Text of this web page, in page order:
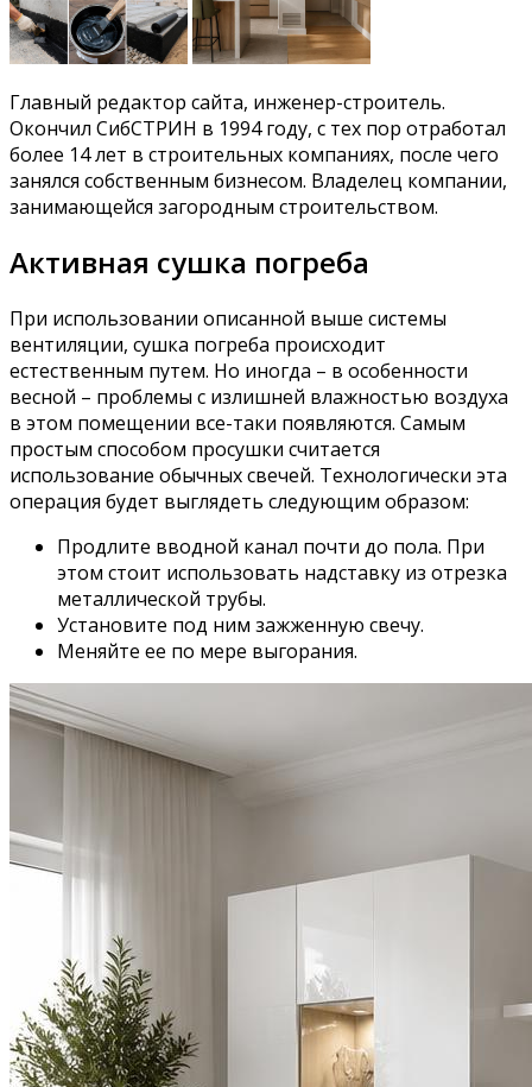
Главный редактор сайта, инженер-строитель.
Окончил СибСТРИН в 1994 году, с тех пор отработал
более 14 лет в строительных компаниях, после чего
занялся собственным бизнесом. Владелец компании,
занимающейся загородным строительством.
Активная сушка погреба
При использовании описанной выше системы
вентиляции, сушка погреба происходит
естественным путем. Но иногда – в особенности
весной – проблемы с излишней влажностью воздуха
в этом помещении все-таки появляются. Самым
простым способом просушки считается
использование обычных свечей. Технологически эта
операция будет выглядеть следующим образом:
Продлите вводной канал почти до пола. При
этом стоит использовать надставку из отрезка
металлической трубы.
Установите под ним зажженную свечу.
Меняйте ее по мере выгорания.